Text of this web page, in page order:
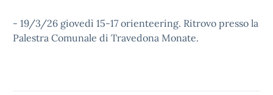
- 19/3/26 giovedì 15-17 orienteering. Ritrovo presso la
Palestra Comunale di Travedona Monate.